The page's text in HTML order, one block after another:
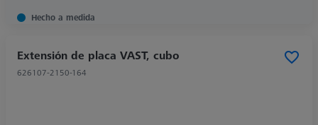
Hecho a medida
Extensión de placa VAST, cubo
626107-2150-164